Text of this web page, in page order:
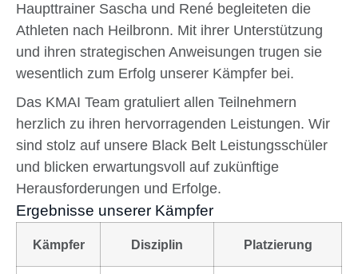
Haupttrainer Sascha und René begleiteten die
Athleten nach Heilbronn. Mit ihrer Unterstützung
und ihren strategischen Anweisungen trugen sie
wesentlich zum Erfolg unserer Kämpfer bei.
Das KMAI Team gratuliert allen Teilnehmern
herzlich zu ihren hervorragenden Leistungen. Wir
sind stolz auf unsere Black Belt Leistungsschüler
und blicken erwartungsvoll auf zukünftige
Herausforderungen und Erfolge.
Ergebnisse unserer Kämpfer
Kämpfer Disziplin Platzierung